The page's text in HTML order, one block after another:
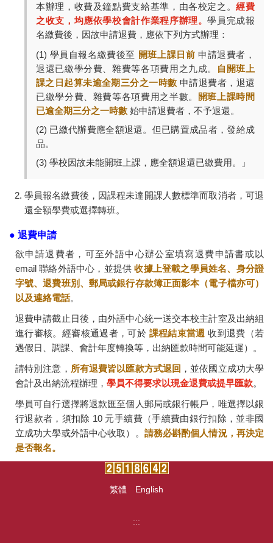
大學雙語教師專業發展中心(EMI PD CENTER)
常見問題
本辦理，收費及鐘點費支給基準，由各校定之。經費
之收支，均應依學校會計作業程序辦理。學員完成報
名繳費後，因故申請退費，應依下列方式辦理：
(1) 學員自報名繳費後至 開班上課日前 申請退費者，
退還已繳學分費、雜費等各項費用之九成。
自開班上
課之日起算未逾全期三分之一時數 申請退費者，退還
已繳學分費、雜費等各項費用之半數。
開班上課時間
已逾全期三分之一時數 始申請退費者，不予退還。
(2) 已繳代辦費應全額退還。但已購置成品者，發給成
品。
(3) 學校因故未能開班上課，應全額退還已繳費用。」
學員報名繳費後，因課程未達開課人數標準而取消者，可退
還全額學費或選擇轉班。
● 退費申請
欲申請退費者，可至外語中心辦公室填寫退費申請書或以
email 聯絡外語中心，並提供收據上登載之學員姓名、身分證
字號、退費班別、郵局或銀行存款簿正面影本（電子檔亦可）
以及連絡電話。
退費申請截止日後，由外語中心統一送交本校主計室及出納組
進行審核。經審核通過者，可於 課程結束當週 收到退費（若
遇假日、調課、會計年度轉換等，出納匯款時間可能延遲）。
請特別注意， 所有退費皆以匯款方式退回 ，並依國立成功大學
會計及出納流程辦理， 學員不得要求以現金退費或提早匯款。
學員可自行選擇將退款匯至個人郵局或銀行帳戶，唯選擇以銀
行退款者，須扣除 10 元手續費（手續費由銀行扣除，並非國
立成功大學或外語中心收取）。 請務必斟酌個人情況，再決定
是否報名。
繁體 English
:::